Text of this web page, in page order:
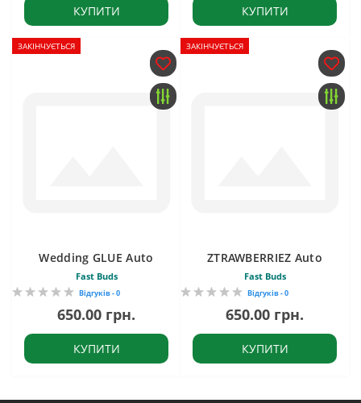
КУПИТИ КУПИТИ
ЗАКІНЧУЄТЬСЯ
Wedding GLUE Auto
Fast Buds
Відгуків - 0
650.00 грн.
КУПИТИ
ЗАКІНЧУЄТЬСЯ
ZTRAWBERRIEZ Auto
Fast Buds
Відгуків - 0
650.00 грн.
КУПИТИ